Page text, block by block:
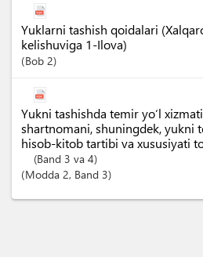
Yuklarni tashish qoidalari
kelishuviga 1-Ilova)
Bob 2
Yukni tashishda temir yo‘l
shartnomani, shuningdek, yukni
hisob-kitob tartibi va xususiyati
(Band 3 va 4)
Modda 2, Band 3